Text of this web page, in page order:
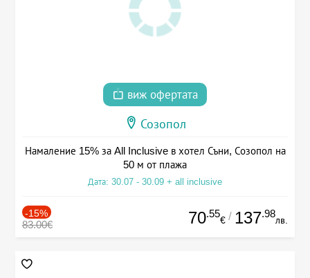
виж офертата
Созопол
Намаление 15% за All Inclusive в хотел Съни, Созопол на
50 м от плажа
Дата: 30.07 - 30.09 + all inclusive
-15%
83.00€ 70.55
€ / 137.98
лв.